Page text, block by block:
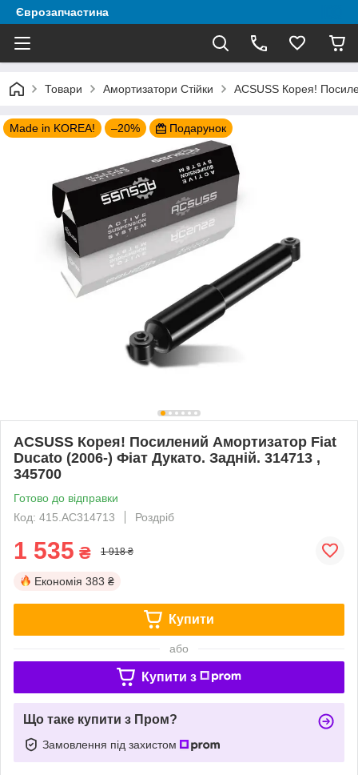
Єврозапчастина
Товари Амортизатори Стійки ACSUSS Корея!
Made in KOREA! –20% Подарунок
ACSUSS Корея! Посилений Амортизатор Fiat
Ducato (2006-) Фіат Дукато. Задній. 314713 ,
345700
Готово до відправки
Код: 415.AC314713
Роздріб
1 535 ₴ 1 918 ₴
Економія 383 ₴
Купити
або
Купити з
Що таке купити з Пром?
Замовлення під захистом